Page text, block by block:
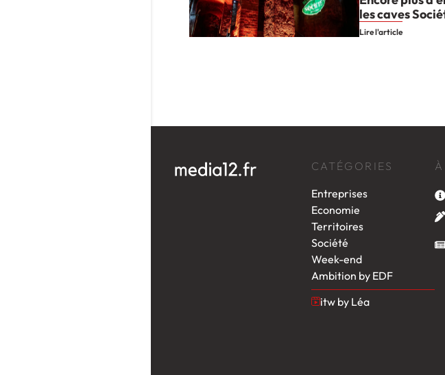
les caves
Lire l'article
CATÉGORIES
Entreprises
Economie
Territoires
Société
Week-end
Ambition by EDF
itw by Léa